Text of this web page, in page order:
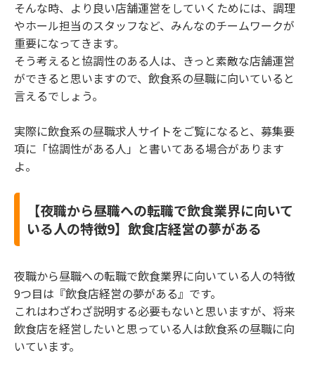
そんな時、より良い店舗運営をしていくためには、調理
やホール担当のスタッフなど、みんなのチームワークが
重要になってきます。
そう考えると協調性のある人は、きっと素敵な店舗運営
ができると思いますので、飲食系の昼職に向いていると
言えるでしょう。
実際に飲食系の昼職求人サイトをご覧になると、募集要
項に「協調性がある人」と書いてある場合があります
よ。
【夜職から昼職への転職で飲食業界に向いて
いる人の特徴9】飲食店経営の夢がある
夜職から昼職への転職で飲食業界に向いている人の特徴
9つ目は『飲食店経営の夢がある』です。
これはわざわざ説明する必要もないと思いますが、将来
飲食店を経営したいと思っている人は飲食系の昼職に向
いています。